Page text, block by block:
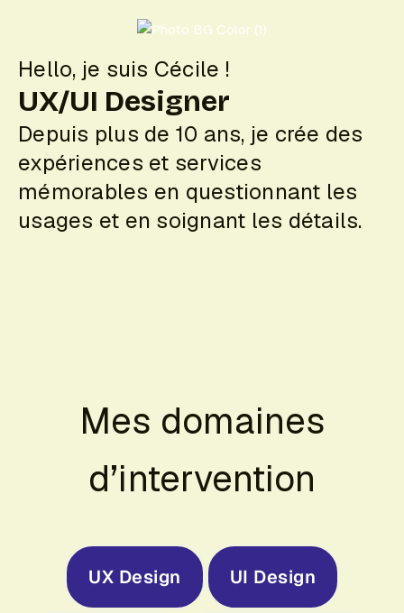
Hello, je suis Cécile !
UX/UI Designer
Depuis plus de 10 ans, je crée des
expériences et services
mémorables en questionnant les
usages et en soignant les détails.
Mes domaines
d’intervention
UX Design UI Design